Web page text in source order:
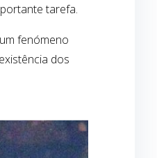
tarefa
fenómeno
dos